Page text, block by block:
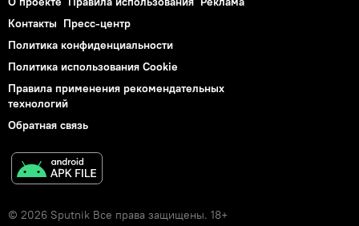
Контакты Пресс-центр
Политика конфиденциальности
Политика использования Cookie
Правила применения рекомендательных
технологий
Обратная связь
© 2026 Sputnik Все права защищены. 18+